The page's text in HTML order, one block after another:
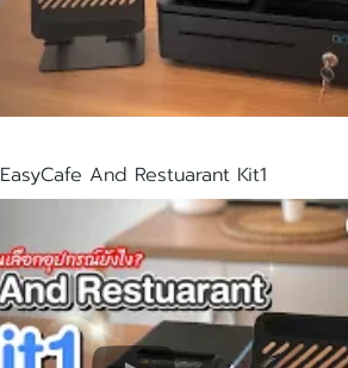
EasyCafe And Restuarant Kit1